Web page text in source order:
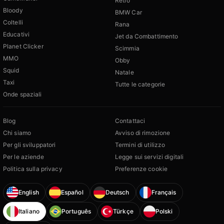
Bloody
Coltelli
Educativi
Planet Clicker
MMO
Squid
Taxi
Onde spaziali
BMW Car
Rana
Jet da Combattimento
Scimmia
Obby
Natale
Tutte le categorie
Blog
Chi siamo
Per gli sviluppatori
Per le aziende
Politica sulla privacy
Contattaci
Avviso di rimozione
Termini di utilizzo
Legge sui servizi digitali
Preferenze cookie
English Español Deutsch Français
Italiano Português Türkçe Polski